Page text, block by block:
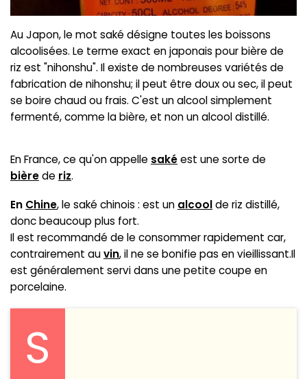
Au Japon, le mot saké désigne toutes les boissons
alcoolisées. Le terme exact en japonais pour bière de
riz est "nihonshu". Il existe de nombreuses variétés de
fabrication de nihonshu; il peut être doux ou sec, il peut
se boire chaud ou frais. C'est un alcool simplement
fermenté, comme la bière, et non un alcool distillé.
En France, ce qu'on appelle sakéest une sorte de
bièrede riz.
En Chine, le saké chinois : est un alcoolde riz distillé,
donc beaucoup plus fort.
Il est recommandé de le consommer rapidement car,
contrairement auvin, il ne se bonifie pas en vieillissant.Il
est généralement servi dans une petite coupe en
porcelaine.
S